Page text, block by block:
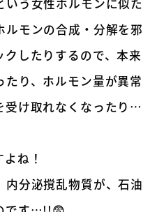
モンの合成・分解を邪
したりするので、本来
り、ホルモン量が異常
受け取れなくなったり…
ね！
内分泌撹乱物質が、石油